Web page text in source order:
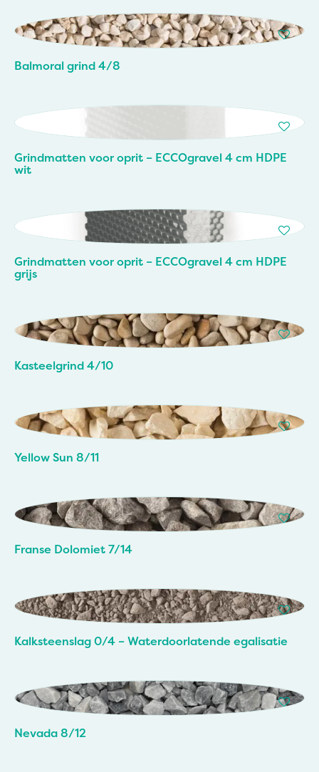
Balmoral grind 4/8
Grindmatten voor oprit – ECCOgravel 4 cm HDPE
wit
Grindmatten voor oprit – ECCOgravel 4 cm HDPE
grijs
Kasteelgrind 4/10
Yellow Sun 8/11
Franse Dolomiet 7/14
Kalksteenslag 0/4 – Waterdoorlatende egalisatie
Nevada 8/12